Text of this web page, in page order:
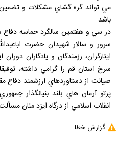
مي تواند گره گشاي مشكلات و
باشد.
در سي و هفتمين سالگرد حماسه
سرور و سالار شهيدان حضرت
ايثارگران، رزمندگان و يادگاران
سرخ استان قم را گرامي داشته،
صيانت از دستاوردهاي ارزشمند دفاع
پرتو آرمان هاي بلند بنيانگذار
انقلاب اسلامي از درگاه ايزد منان
گزارش خطا